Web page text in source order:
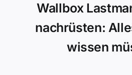
Wallbox
nachrüsten:
wissen